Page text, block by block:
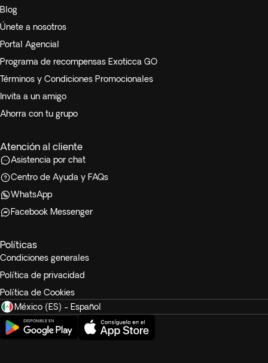
Blog
Únete a nosotros
Portal Agencial
Programa de recompensas Exoticca GO
Términos y Condiciones Promocionales
Invita a un amigo
Ahorra con tu grupo
Atención al cliente
Asistencia por chat
Centro de Ayuda y FAQs
WhatsApp
Facebook Messenger
Políticas
Condiciones generales
Política de privacidad
Política de Cookies
México (ES) - Español